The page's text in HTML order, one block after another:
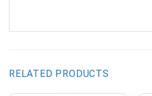
RELATED PRODUCTS